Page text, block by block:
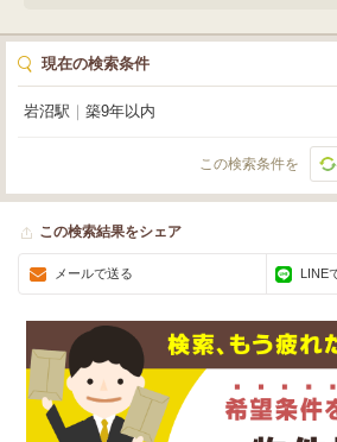
現在の検索条件
岩沼駅 築9年以内
この検索条件を
この検索結果をシェア
メールで送る LINE